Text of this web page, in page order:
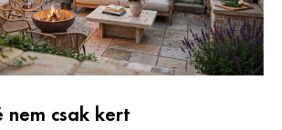
csak kert